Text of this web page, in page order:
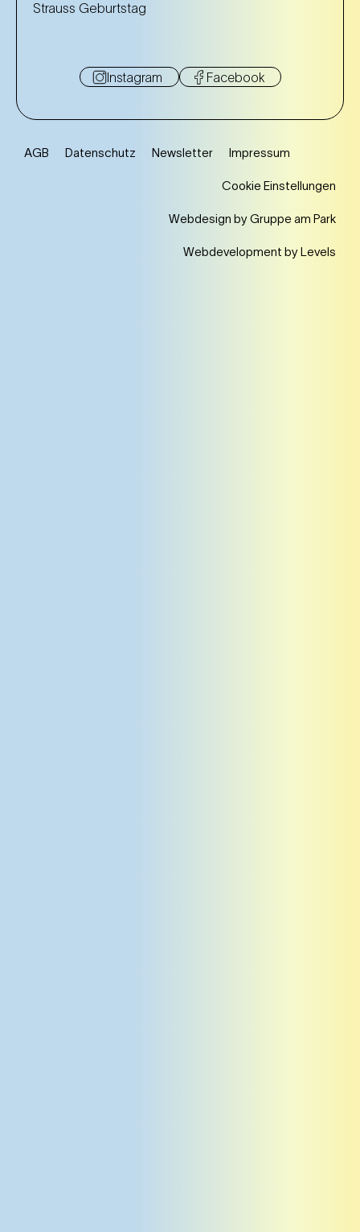
Strauss Geburtstag
Instagram Facebook
AGB Datenschutz Newsletter Impressum
Cookie Einstellungen
Webdesign by Gruppe am Park
Webdevelopment by Levels